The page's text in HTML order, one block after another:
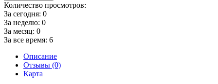
Количество просмотров:
За сегодня: 0
За неделю: 0
За месяц: 0
За все время: 6
Описание
Отзывы (0)
Карта